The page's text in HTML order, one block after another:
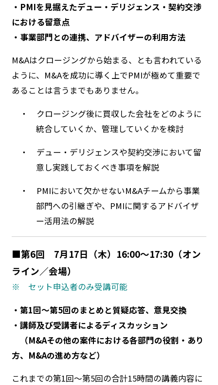
・PMIを見据えたデュー・デリジェンス・契約交渉
における留意点
・事業部門との連携、アドバイザーの利用方法
M&Aはクロージングから始まる、とも言われている
ように、M&Aを成功に導く上でPMIが極めて重要で
あることは言うまでもありません。
・ クロージング後に買収した会社をどのように
統合していくか、管理していくかを検討
・ デュー・デリジェンスや契約交渉において留
意し実践しておくべき事項を解説
・ PMIにおいて欠かせないM&Aチームから事業
部門への引継ぎや、PMIに関するアドバイザ
ー活用法の解説
■第6回 7月17日（木）16:00～17:30（オン
ライン／会場）
※ セット申込者のみ受講可能
・第1回～第5回のまとめと質疑応答、意見交換
・講師及び受講者によるディスカッション
（M&Aその他の案件における各部門の役割・あり
方、M&Aの進め方など）
これまでの第1回～第5回の合計15時間の講義内容に